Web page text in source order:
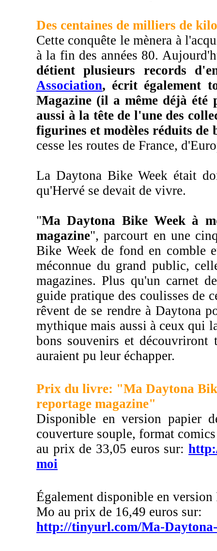
Des centaines de milliers de
Cette conquête le mènera à
à la fin des années 80.
détient plusieurs records
Association, écrit également
Magazine (il a même déjà été
aussi à la tête de l'une des
figurines et modèles réduits
cesse les routes de France,
La Daytona Bike Week était
qu'Hervé se devait de vivre.
"Ma Daytona Bike Week à
magazine", parcourt en une
Bike Week de fond en comble
méconnue du grand public,
magazines. Plus qu'un carnet
guide pratique des coulisses de
rêvent de se rendre à Daytona
mythique mais aussi à ceux qui
bons souvenirs et découvriront
auraient pu leur échapper.
Prix du livre: "Ma Daytona
reportage magazine"
Disponible en version papier
couverture souple, format
au prix de 33,05 euros sur:
moi
Également disponible en
Mo au prix de 16,49 euros sur:
http://tinyurl.com/Ma-